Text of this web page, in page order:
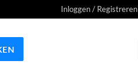
Inloggen / Registreren